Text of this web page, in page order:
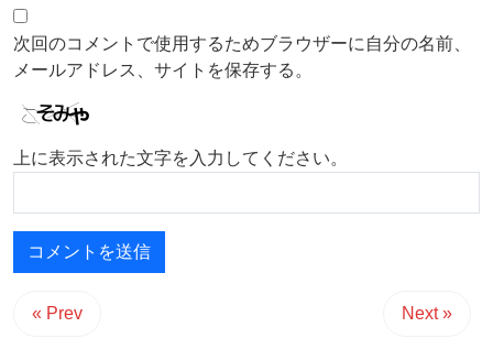
次回のコメントで使用するためブラウザーに自分の名前、
メールアドレス、サイトを保存する。
上に表示された文字を入力してください。
« Prev Next »